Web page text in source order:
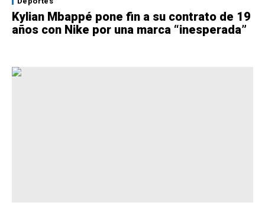
Kylian Mbappé pone fin a su contrato de 19
años con Nike por una marca “inesperada”